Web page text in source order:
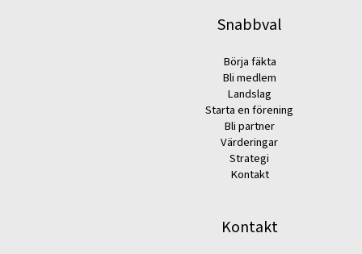
Snabbval
Börja fäkta
Bli medlem
Landslag
Starta en förening
Bli partner
Värderingar
Strategi
Kontakt
Kontakt